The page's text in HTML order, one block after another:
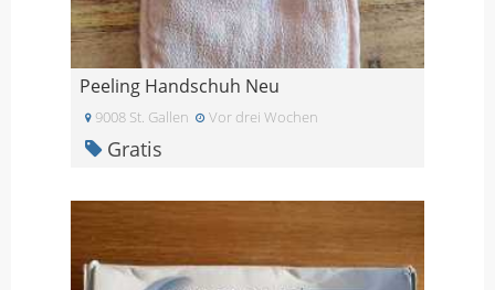
Peeling Handschuh Neu
9008 St. Gallen Vor drei Wochen
Gratis